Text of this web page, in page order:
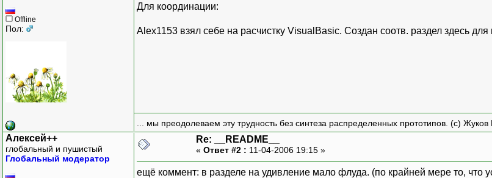
Offline
Пол:
Для координации:
Alex1153 взял себе на расчистку VisualBasic. Создан соотв. раздел здесь
... мы преодолеваем эту трудность без синтеза распределенных прототипов. (с)
Алексей++
глобальный и пушистый
Глобальный модератор
Re: __README__
« Ответ #2 : 11-04-2006 19:15 »
ещё коммент: в разделе на удивление мало флуда. (по крайней мере то, что